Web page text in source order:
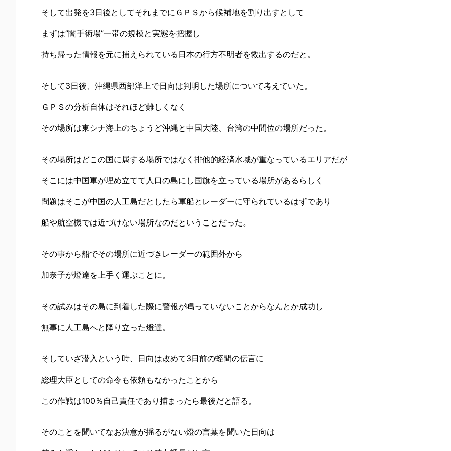
そして出発を3日後としてそれまでにＧＰＳから候補地を割り出すとして
まずは”闇手術場”一帯の規模と実態を把握し
持ち帰った情報を元に捕えられている日本の行方不明者を救出するのだと。
そして3日後、沖縄県西部洋上で日向は判明した場所について考えていた。
ＧＰＳの分析自体はそれほど難しくなく
その場所は東シナ海上のちょうど沖縄と中国大陸、台湾の中間位の場所だった。
その場所はどこの国に属する場所ではなく排他的経済水域が重なっているエリアだが
そこには中国軍が埋め立てて人口の島にし国旗を立っている場所があるらしく
問題はそこが中国の人工島だとしたら軍船とレーダーに守られているはずであり
船や航空機では近づけない場所なのだということだった。
その事から船でその場所に近づきレーダーの範囲外から
加奈子が燈達を上手く運ぶことに。
その試みはその島に到着した際に警報が鳴っていないことからなんとか成功し
無事に人工島へと降り立った燈達。
そしていざ潜入という時、日向は改めて3日前の蛭間の伝言に
総理大臣としての命令も依頼もなかったことから
この作戦は100％自己責任であり捕まったら最後だと語る。
そのことを聞いてなお決意が揺るがない燈の言葉を聞いた日向は